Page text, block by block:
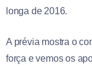
longa de 2016.
A prévia mostra o
força e vemos os